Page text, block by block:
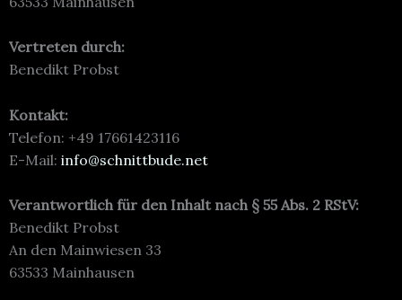
Vertreten durch:
Benedikt Probst
Kontakt:
Telefon: +49 17661423116
E-Mail: info@schnittbude.net
Verantwortlich für den Inhalt nach § 55 Abs. 2 RStV:
Benedikt Probst
An den Mainwiesen 33
63533 Mainhausen